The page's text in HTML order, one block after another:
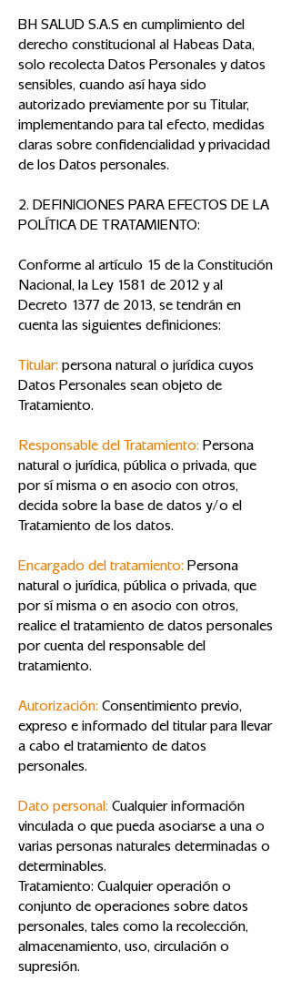
BH SALUD S.A.S en cumplimiento del
derecho constitucional al Habeas Data,
solo recolecta Datos Personales y datos
sensibles, cuando así haya sido
autorizado previamente por su Titular,
implementando para tal efecto, medidas
claras sobre confidencialidad y privacidad
de los Datos personales.
2. DEFINICIONES PARA EFECTOS DE LA
POLÍTICA DE TRATAMIENTO:
Conforme al artículo 15 de la Constitución
Nacional, la Ley 1581 de 2012 y al
Decreto 1377 de 2013, se tendrán en
cuenta las siguientes definiciones:
Titular: persona natural o jurídica cuyos
Datos Personales sean objeto de
Tratamiento.
Responsable del Tratamiento: Persona
natural o jurídica, pública o privada, que
por sí misma o en asocio con otros,
decida sobre la base de datos y/o el
Tratamiento de los datos.
Encargado del tratamiento: Persona
natural o jurídica, pública o privada, que
por sí misma o en asocio con otros,
realice el tratamiento de datos personales
por cuenta del responsable del
tratamiento.
Autorización: Consentimiento previo,
expreso e informado del titular para llevar
a cabo el tratamiento de datos
personales.
Dato personal: Cualquier información
vinculada o que pueda asociarse a una o
varias personas naturales determinadas o
determinables.
Tratamiento: Cualquier operación o
conjunto de operaciones sobre datos
personales, tales como la recolección,
almacenamiento, uso, circulación o
supresión.